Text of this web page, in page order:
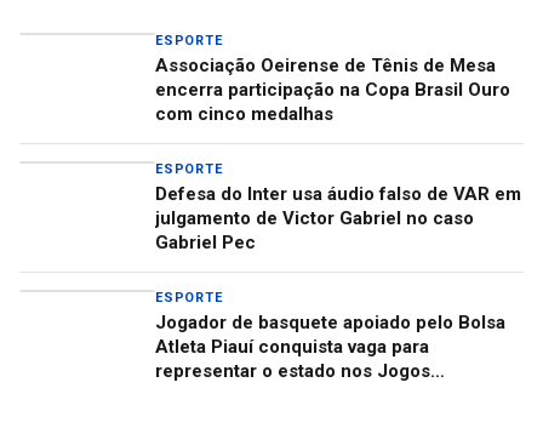
ESPORTE
Associação Oeirense de Tênis de Mesa
encerra participação na Copa Brasil Ouro
com cinco medalhas
ESPORTE
Defesa do Inter usa áudio falso de VAR em
julgamento de Victor Gabriel no caso
Gabriel Pec
ESPORTE
Jogador de basquete apoiado pelo Bolsa
Atleta Piauí conquista vaga para
representar o estado nos Jogos